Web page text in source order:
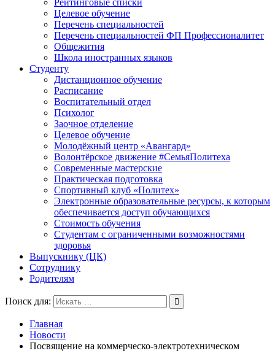
Рейтинговые списки
Целевое обучение
Перечень специальностей
Перечень специальностей ФП Профессионалитет
Общежития
Школа иностранных языков
Студенту
Дистанционное обучение
Расписание
Воспитательный отдел
Психолог
Заочное отделение
Целевое обучение
Молодёжный центр «Авангард»
Волонтёрское движение #СемьяПолитеха
Современные мастерские
Практическая подготовка
Спортивный клуб «Политех»
Электронные образовательные ресурсы, к которым
обеспечивается доступ обучающихся
Стоимость обучения
Студентам с ограниченными возможностями
здоровья
Выпускнику (ЦК)
Сотруднику
Родителям
Поиск для:
Главная
Новости
Посвящение на коммерческо-электротехническом